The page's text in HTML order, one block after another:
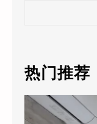
c
h
热门推荐